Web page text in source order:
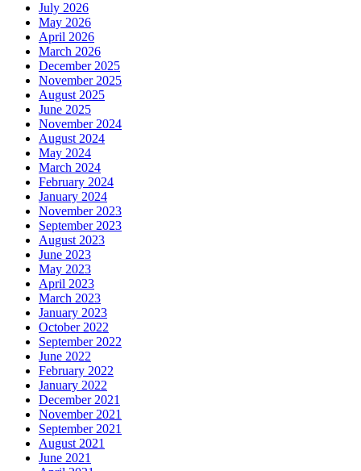
July 2026
May 2026
April 2026
March 2026
December 2025
November 2025
August 2025
June 2025
November 2024
August 2024
May 2024
March 2024
February 2024
January 2024
November 2023
September 2023
August 2023
June 2023
May 2023
April 2023
March 2023
January 2023
October 2022
September 2022
June 2022
February 2022
January 2022
December 2021
November 2021
September 2021
August 2021
June 2021